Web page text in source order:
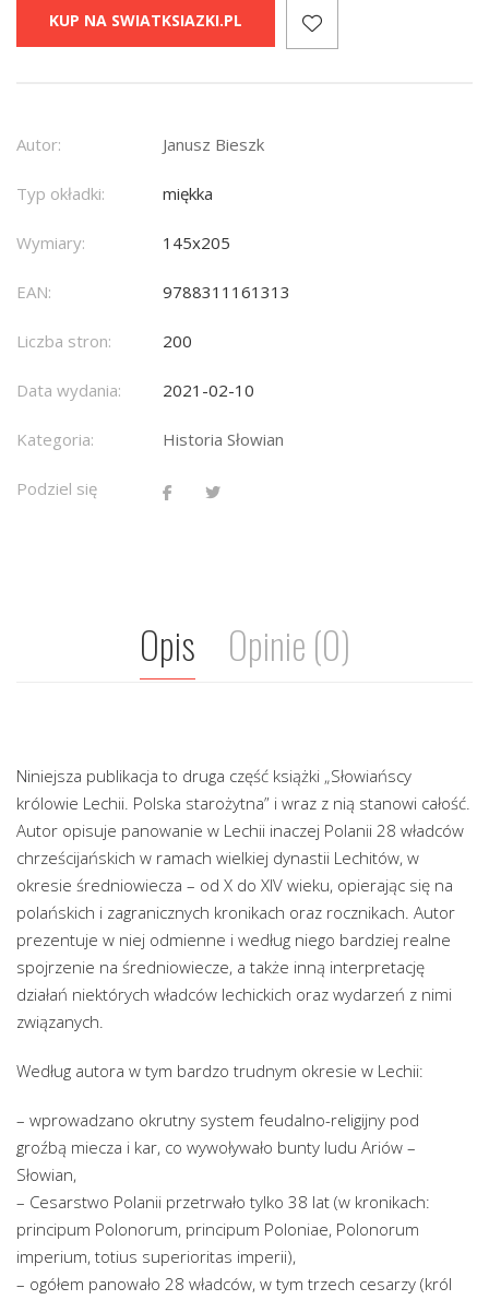
KUP NA SWIATKSIAZKI.PL
Autor: Janusz Bieszk
Typ okładki: miękka
Wymiary: 145x205
EAN: 9788311161313
Liczba stron: 200
Data wydania: 2021-02-10
Kategoria: Historia Słowian
Podziel się
Opis Opinie (0)
Niniejsza publikacja to druga część książki „Słowiańscy
królowie Lechii. Polska starożytna” i wraz z nią stanowi całość.
Autor opisuje panowanie w Lechii inaczej Polanii 28 władców
chrześcijańskich w ramach wielkiej dynastii Lechitów, w
okresie średniowiecza – od X do XIV wieku, opierając się na
polańskich i zagranicznych kronikach oraz rocznikach. Autor
prezentuje w niej odmienne i według niego bardziej realne
spojrzenie na średniowiecze, a także inną interpretację
działań niektórych władców lechickich oraz wydarzeń z nimi
związanych.
Według autora w tym bardzo trudnym okresie w Lechii:
– wprowadzano okrutny system feudalno-religijny pod
groźbą miecza i kar, co wywoływało bunty ludu Ariów –
Słowian,
– Cesarstwo Polanii przetrwało tylko 38 lat (w kronikach:
principum Polonorum, principum Poloniae, Polonorum
imperium, totius superioritas imperii),
– ogółem panowało 28 władców, w tym trzech cesarzy (król